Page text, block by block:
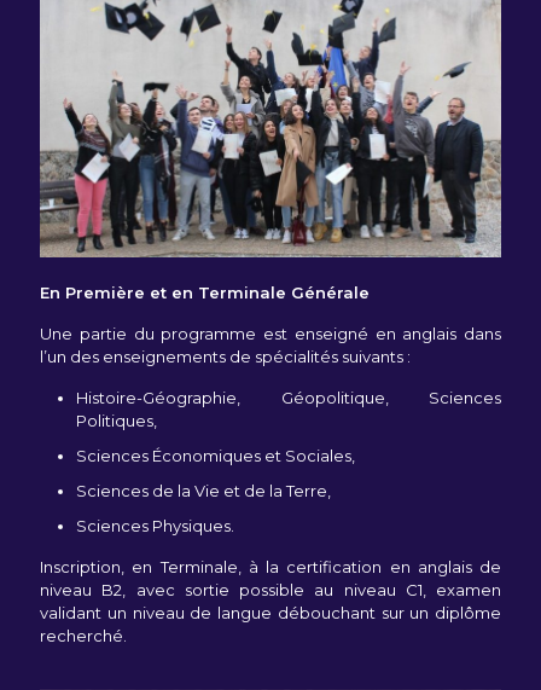
En Première et en Terminale Générale
Une partie du programme est enseigné en anglais dans
l’un des enseignements de spécialités suivants :
Histoire-Géographie, Géopolitique, Sciences
Politiques,
Sciences Économiques et Sociales,
Sciences de la Vie et de la Terre,
Sciences Physiques.
Inscription, en Terminale, à la certification en anglais de
niveau B2, avec sortie possible au niveau C1, examen
validant un niveau de langue débouchant sur un diplôme
recherché.